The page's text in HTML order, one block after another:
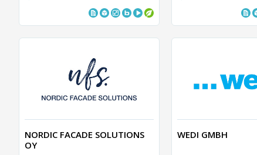
NORDIC FACADE SOLUTIONS
OY
WEDI GMBH